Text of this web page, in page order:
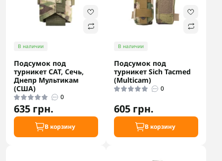
В наличии
Подсумок под
турникет САТ, Сечь,
Днепр Мультикам
(США)
0
635 грн.
В корзину
В наличии
Подсумок под
турникет Sich Tacmed
(Multicam)
0
605 грн.
В корзину